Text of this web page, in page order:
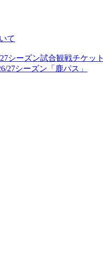
て
シーズン試合観戦チケット
27シーズン「鹿パス」